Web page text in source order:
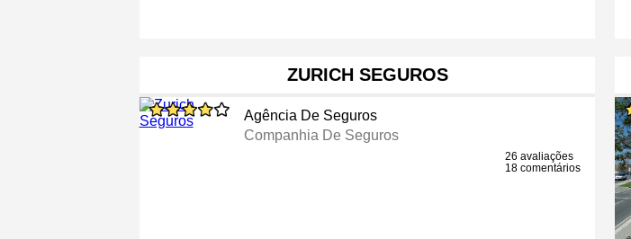
ZURICH SEGUROS
Agência De Seguros
Companhia De Seguros
26 avaliações
18 comentários